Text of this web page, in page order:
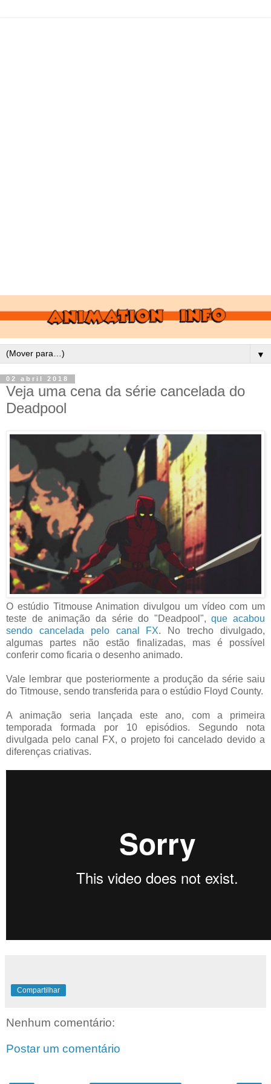
▼
02 abril 2018
Veja uma cena da série cancelada do
Deadpool
O estúdio Titmouse Animation divulgou um vídeo com um
teste de animação da série do "Deadpool",que acabou
sendo cancelada pelo canal FX. No trecho divulgado,
algumas partes não estão finalizadas, mas é possível
conferir como ficaria o desenho animado.
Vale lembrar que posteriormente a produção da série saiu
do Titmouse, sendo transferida para o estúdio Floyd County.
A animação seria lançada este ano, com a primeira
temporada formada por 10 episódios. Segundo nota
divulgada pelo canal FX, o projeto foi cancelado devido a
diferenças criativas.
Compartilhar
Nenhum comentário:
Postar um comentário